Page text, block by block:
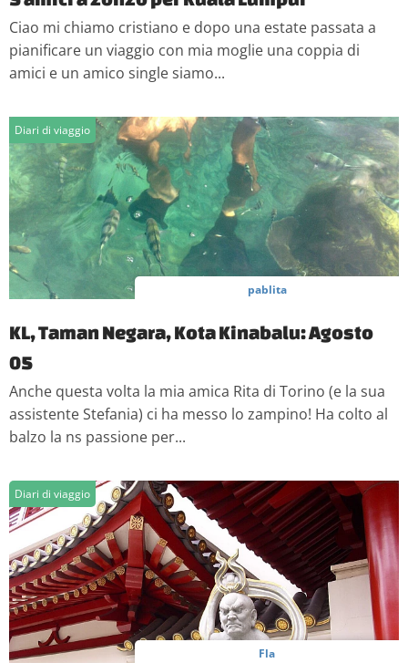
Ciao mi chiamo cristiano e dopo una estate passata a
pianificare un viaggio con mia moglie una coppia di
amici e un amico single siamo...
Diari di viaggio
pablita
KL, Taman Negara, Kota Kinabalu: Agosto
05
Anche questa volta la mia amica Rita di Torino (e la sua
assistente Stefania) ci ha messo lo zampino! Ha colto al
balzo la ns passione per...
Diari di viaggio
Fla